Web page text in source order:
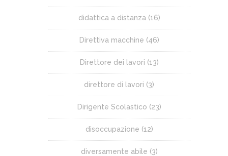
didattica a distanza (16)
Direttiva macchine (46)
Direttore dei lavori (13)
direttore di lavori (3)
Dirigente Scolastico (23)
disoccupazione (12)
diversamente abile (3)